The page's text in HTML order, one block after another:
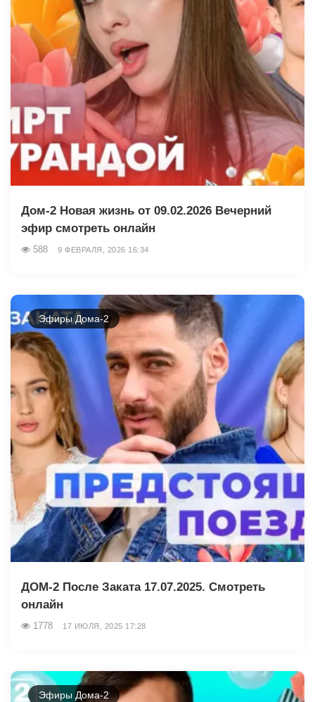
Дом-2 Новая жизнь от 09.02.2026 Вечерний
эфир смотреть онлайн
588 9 ФЕВРАЛЯ, 2026 16:34
Эфиры Дома-2
ДОМ-2 После Заката 17.07.2025. Смотреть
онлайн
1778 17 ИЮЛЯ, 2025 17:28
Эфиры Дома-2